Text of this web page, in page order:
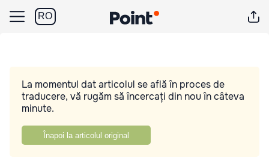
RO
La momentul dat articolul se află în proces de
traducere, vă rugăm să încercați din nou în câteva
minute.
Înapoi la articolul original